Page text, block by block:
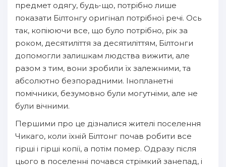
предмет одягу, будь-що, потрібно лише
показати Білтонгу оригінал потрібної речі. Ось
так, копіюючи все, що було потрібно, рік за
роком, десятиліття за десятиліттям, Білтонги
допомогли залишкам людства вижити, але
разом з тим, вони зробили їх залежними, та
абсолютно безпорадними. Інопланетні
помічники, безумовно були могутніми, але не
були вічними.
Першими про це дізналися жителі поселення
Чикаго, коли їхній Білтонг почав робити все
гірші і гірші копії, а потім помер. Одразу після
цього в поселенні почався стрімкий занепад, і